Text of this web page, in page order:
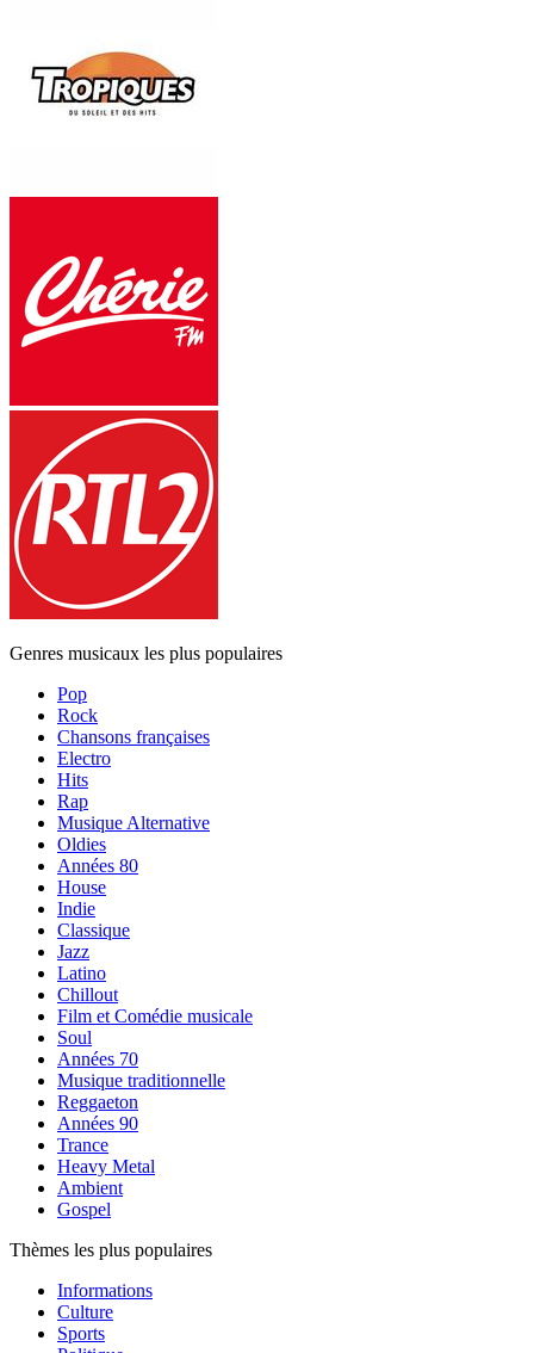
Genres musicaux les plus populaires
Pop
Rock
Chansons françaises
Electro
Hits
Rap
Musique Alternative
Oldies
Années 80
House
Indie
Classique
Jazz
Latino
Chillout
Film et Comédie musicale
Soul
Années 70
Musique traditionnelle
Reggaeton
Années 90
Trance
Heavy Metal
Ambient
Gospel
Thèmes les plus populaires
Informations
Culture
Sports